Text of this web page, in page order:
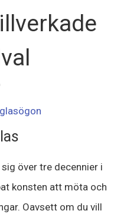
över tre decennier i
konsten att möta och
Oavsett om du vill